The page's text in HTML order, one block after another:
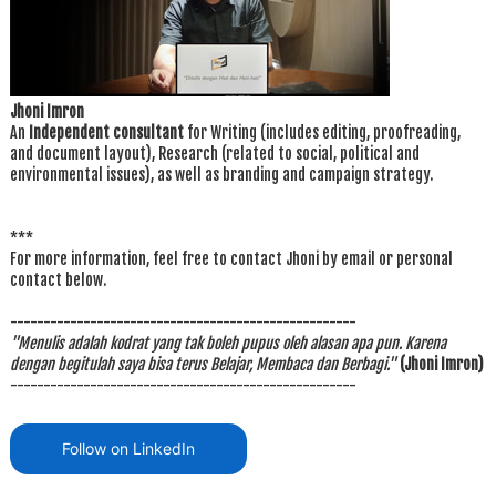
Jhoni Imron
An Independent consultantfor Writing (includes editing, proofreading,
and document layout), Research (related to social, political and
environmental issues), as well as branding and campaign strategy.
***
For more information, feel free to contact Jhoni by email or personal
contact below.
----------------------------------------------------
"Menulis adalah kodrat yang tak boleh pupus oleh alasan apa pun. Karena
dengan begitulah saya bisa terus Belajar, Membaca dan Berbagi." (Jhoni Imron)
----------------------------------------------------
Follow on LinkedIn